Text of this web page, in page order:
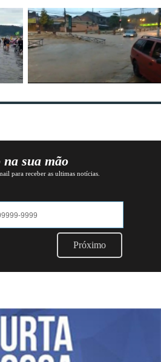
sua mão
para receber as ultimas notícias.
Próximo